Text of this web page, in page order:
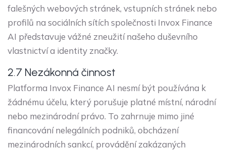
falešných webových stránek, vstupních stránek nebo
profilů na sociálních sítích společnosti Invox Finance
AI představuje vážné zneužití našeho duševního
vlastnictví a identity značky.
2.7 Nezákonná činnost
Platforma Invox Finance AI nesmí být používána k
žádnému účelu, který porušuje platné místní, národní
nebo mezinárodní právo. To zahrnuje mimo jiné
financování nelegálních podniků, obcházení
mezinárodních sankcí, provádění zakázaných